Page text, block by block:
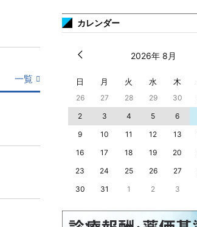
一覧
カレンダー
2026年 8月
日 月 火 水 木
26 27 28 29 30
2
3 4 5 6
9
10 11 12 13
16
17 18 19 20
23
24 25 26 27
30
31 1 2 3